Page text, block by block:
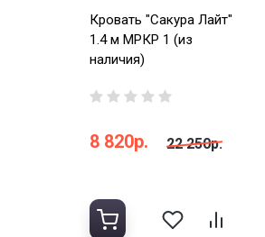
Кровать "Сакура Лайт"
1.4 м МРКР 1 (из
наличия)
8 820р. 22 250р.